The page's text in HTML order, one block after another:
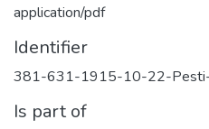
application/pdf
Identifier
381-631-1915-10-22-
Is part of